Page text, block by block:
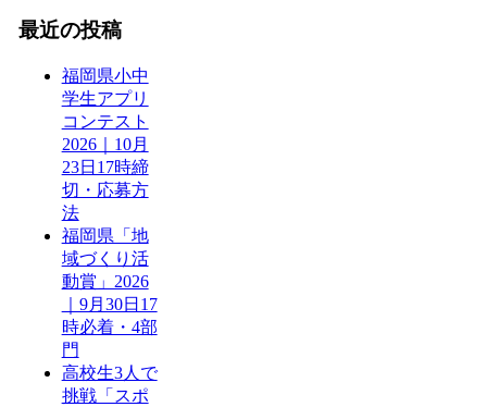
最近の投稿
福岡県小中
学生アプリ
コンテスト
2026｜10月
23日17時締
切・応募方
法
福岡県「地
域づくり活
動賞」2026
｜9月30日17
時必着・4部
門
高校生3人で
挑戦「スポ